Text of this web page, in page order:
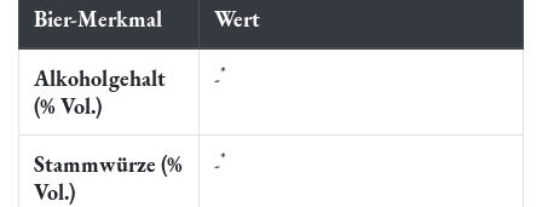
Bier-Merkmal Wert
Alkoholgehalt
(% Vol.)
-*
Stammwürze (%
Vol.)
-*